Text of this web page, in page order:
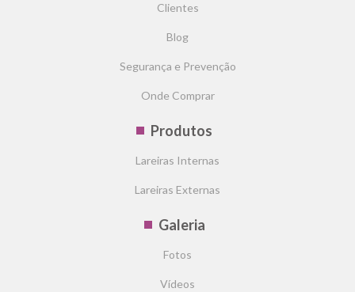
Clientes
Blog
Segurança e Prevenção
Onde Comprar
Produtos
Lareiras Internas
Lareiras Externas
Galeria
Fotos
Vídeos